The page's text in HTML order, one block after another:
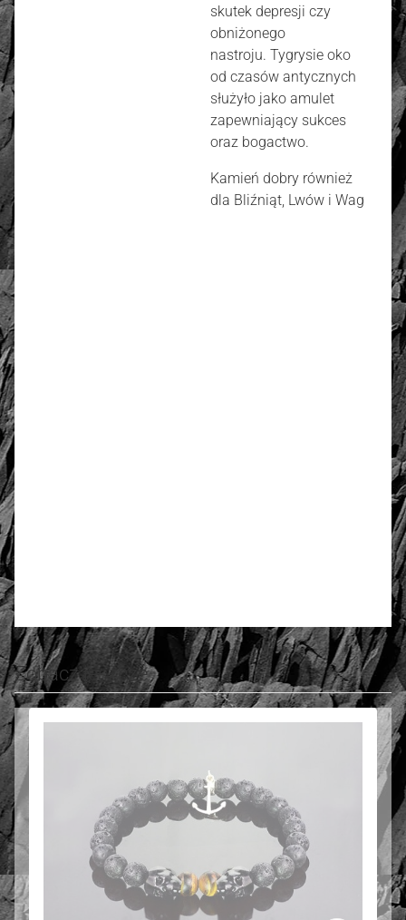
skutek depresji czy
obniżonego
nastroju. Tygrysie oko
od czasów antycznych
służyło jako amulet
zapewniający sukces
oraz bogactwo.
Kamień dobry również
dla Bliźniąt, Lwów i Wag
Zobacz jeszcze